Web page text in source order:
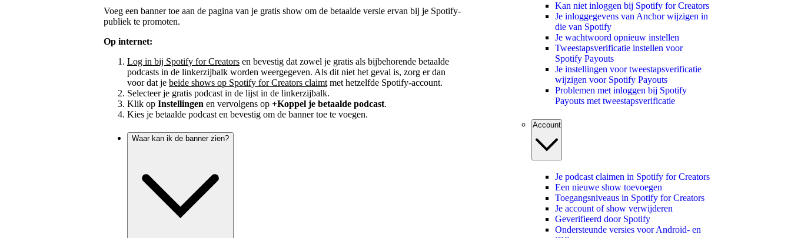
Voeg een banner toe aan de pagina van je gratis show om de betaalde versie ervan bij je Spotify-
publiek te promoten.
Op internet:
Log in bij Spotify for Creators en bevestig dat zowel je gratis als bijbehorende betaalde
podcasts in de linkerzijbalk worden weergegeven. Als dit niet het geval is, zorg er dan
voor dat je beide shows op Spotify for Creators claimt met hetzelfde Spotify-account.
Selecteer je gratis podcast in de lijst in de linkerzijbalk.
Klik op Instellingen en vervolgens op +Koppel je betaalde podcast.
Kies je betaalde podcast en bevestig om de banner toe te voegen.
Waar kan ik de banner zien?
Kan niet inloggen bij Spotify for Creators
Je inloggegevens van Anchor wijzigen in
die van Spotify
Je wachtwoord opnieuw instellen
Tweestapsverificatie instellen voor
Spotify Payouts
Je instellingen voor tweestapsverificatie
wijzigen voor Spotify Payouts
Problemen met inloggen bij Spotify
Payouts met tweestapsverificatie
Account
Je podcast claimen in Spotify for Creators
Een nieuwe show toevoegen
Toegangsniveaus in Spotify for Creators
Je account of show verwijderen
Geverifieerd door Spotify
Ondersteunde versies voor Android- en